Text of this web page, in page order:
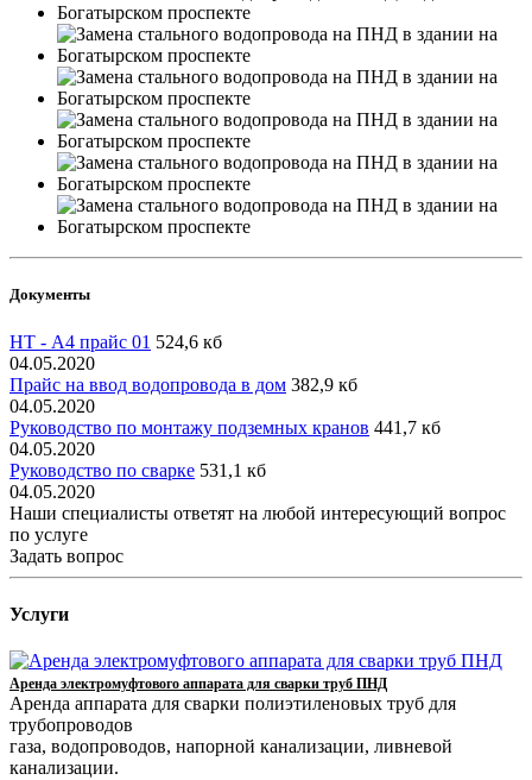
Документы
НТ - А4 прайс 01 524,6 кб
04.05.2020
Прайс на ввод водопровода в дом 382,9 кб
04.05.2020
Руководство по монтажу подземных кранов 441,7 кб
04.05.2020
Руководство по сварке 531,1 кб
04.05.2020
Наши специалисты ответят на любой интересующий вопрос
по услуге
Задать вопрос
Услуги
Аренда электромуфтового аппарата для сварки труб ПНД
Аренда аппарата для сварки полиэтиленовых труб для
трубопроводов
газа, водопроводов, напорной канализации, ливневой
канализации.